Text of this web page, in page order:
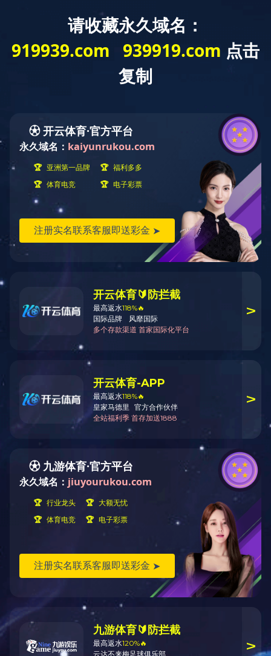
首页> 解决方案 >适老家具 起居空间
起居空间